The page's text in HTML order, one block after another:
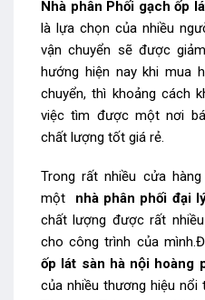
Nhà phân Phối gạch ốp
là lựa chọn của nhiều
vận chuyển sẽ được
hướng hiện nay khi mua
chuyển, thì khoảng cách
việc tìm được một nơi
chất lượng tốt giá rẻ.
Trong rất nhiều cửa
một
nhà phân phối đại
chất lượng được rất
cho công trình của
ốp lát sàn hà nội hoàng
của nhiều thương hiệu nổi